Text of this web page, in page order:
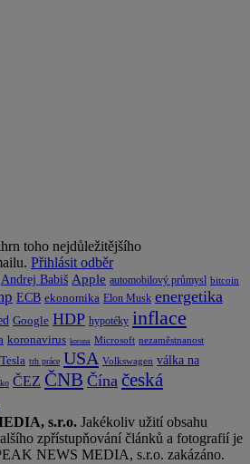
toho nejdůležitějšího
Přihlásit odběr
Andrej Babiš Apple automobilový průmysl bitcoin
ECB ekonomika Elon Musk energetika
Google HDP hypotéky inflace
koronavirus koruna Microsoft nezaměstnanost
Tesla trh práce USA Volkswagen válka na
ČEZ ČNB Čína česká
s.r.o. Jakékoliv užití obsahu
zpřístupňování článků a fotografií je
NEWS MEDIA, s.r.o. zakázáno.